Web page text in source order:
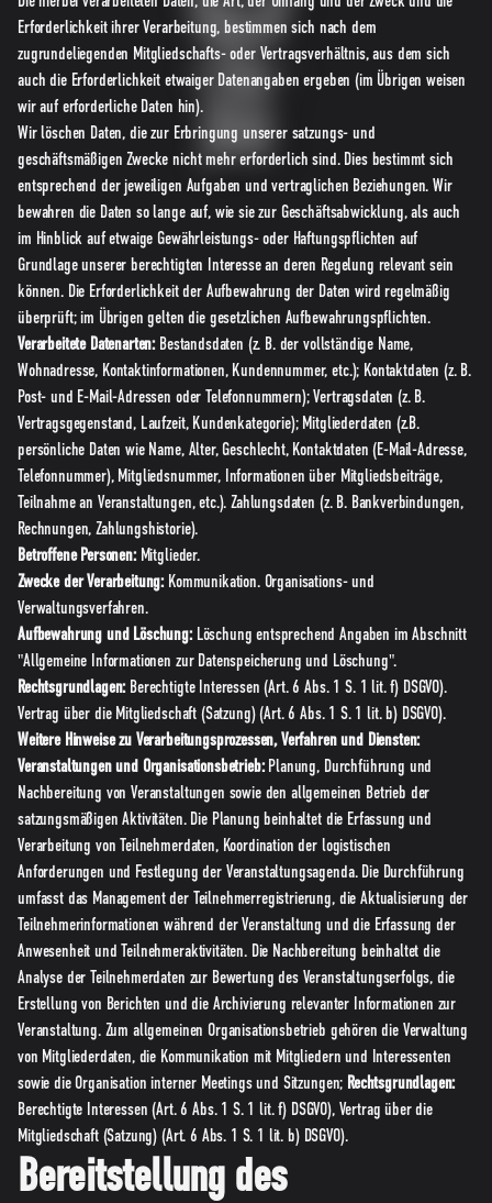
Erforderlichkeit ihrer Verarbeitung, bestimmen sich nach dem
zugrundeliegenden Mitgliedschafts- oder Vertragsverhältnis, aus dem sich
auch die Erforderlichkeit etwaiger Datenangaben ergeben (im Übrigen weisen
wir auf erforderliche Daten hin).
Wir löschen Daten, die zur Erbringung unserer satzungs- und
geschäftsmäßigen Zwecke nicht mehr erforderlich sind. Dies bestimmt sich
entsprechend der jeweiligen Aufgaben und vertraglichen Beziehungen. Wir
bewahren die Daten so lange auf, wie sie zur Geschäftsabwicklung, als auch
im Hinblick auf etwaige Gewährleistungs- oder Haftungspflichten auf
Grundlage unserer berechtigten Interesse an deren Regelung relevant sein
können. Die Erforderlichkeit der Aufbewahrung der Daten wird regelmäßig
überprüft; im Übrigen gelten die gesetzlichen Aufbewahrungspflichten.
Verarbeitete Datenarten:Bestandsdaten (z. B. der vollständige Name,
Wohnadresse, Kontaktinformationen, Kundennummer, etc.); Kontaktdaten (z. B.
Post- und E-Mail-Adressen oder Telefonnummern); Vertragsdaten (z. B.
Vertragsgegenstand, Laufzeit, Kundenkategorie); Mitgliederdaten (z.B.
persönliche Daten wie Name, Alter, Geschlecht, Kontaktdaten (E-Mail-Adresse,
Telefonnummer), Mitgliedsnummer, Informationen über Mitgliedsbeiträge,
Teilnahme an Veranstaltungen, etc.). Zahlungsdaten (z. B. Bankverbindungen,
Rechnungen, Zahlungshistorie).
Betroffene Personen:Mitglieder.
Zwecke der Verarbeitung:Kommunikation. Organisations- und
Verwaltungsverfahren.
Aufbewahrung und Löschung:Löschung entsprechend Angaben im Abschnitt
"Allgemeine Informationen zur Datenspeicherung und Löschung".
Rechtsgrundlagen:Berechtigte Interessen (Art. 6 Abs. 1 S. 1 lit. f) DSGVO).
Vertrag über die Mitgliedschaft (Satzung) (Art. 6 Abs. 1 S. 1 lit. b) DSGVO).
Weitere Hinweise zu Verarbeitungsprozessen, Verfahren und Diensten:
Veranstaltungen und Organisationsbetrieb: Planung, Durchführung und
Nachbereitung von Veranstaltungen sowie den allgemeinen Betrieb der
satzungsmäßigen Aktivitäten. Die Planung beinhaltet die Erfassung und
Verarbeitung von Teilnehmerdaten, Koordination der logistischen
Anforderungen und Festlegung der Veranstaltungsagenda. Die Durchführung
umfasst das Management der Teilnehmerregistrierung, die Aktualisierung der
Teilnehmerinformationen während der Veranstaltung und die Erfassung der
Anwesenheit und Teilnehmeraktivitäten. Die Nachbereitung beinhaltet die
Analyse der Teilnehmerdaten zur Bewertung des Veranstaltungserfolgs, die
Erstellung von Berichten und die Archivierung relevanter Informationen zur
Veranstaltung. Zum allgemeinen Organisationsbetrieb gehören die Verwaltung
von Mitgliederdaten, die Kommunikation mit Mitgliedern und Interessenten
sowie die Organisation interner Meetings und Sitzungen; Rechtsgrundlagen:
Berechtigte Interessen (Art. 6 Abs. 1 S. 1 lit. f) DSGVO), Vertrag über die
Mitgliedschaft (Satzung) (Art. 6 Abs. 1 S. 1 lit. b) DSGVO).
Bereitstellung des